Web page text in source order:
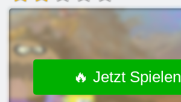
🔥 Jetzt Spielen